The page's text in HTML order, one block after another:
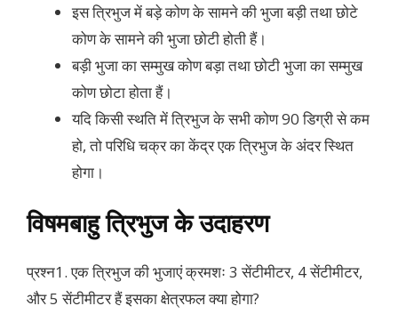
इस त्रिभुज में बड़े कोण के सामने की भुजा बड़ी तथा छोटे
कोण के सामने की भुजा छोटी होती हैं।
बड़ी भुजा का सम्मुख कोण बड़ा तथा छोटी भुजा का सम्मुख
कोण छोटा होता हैं।
यदि किसी स्थति में त्रिभुज के सभी कोण 90 डिग्री से कम
हो, तो परिधि चक्र का केंद्र एक त्रिभुज के अंदर स्थित
होगा।
विषमबाहु त्रिभुज के उदाहरण
प्रश्न1. एक त्रिभुज की भुजाएं क्रमशः 3 सेंटीमीटर, 4 सेंटीमीटर,
और 5 सेंटीमीटर हैं इसका क्षेत्रफल क्या होगा?